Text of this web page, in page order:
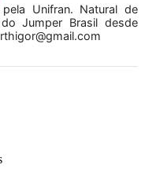
Unifran. Natural de
Jumper Brasil desde